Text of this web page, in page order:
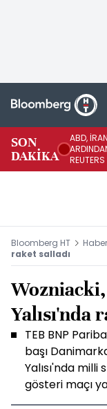
SON
DAKİKA
ABD,
REUTERS
Bloomberg HT
raket salladı
Yalısı'nda
TEB BNP
başı
Yalısı'nda
gösteri maçı